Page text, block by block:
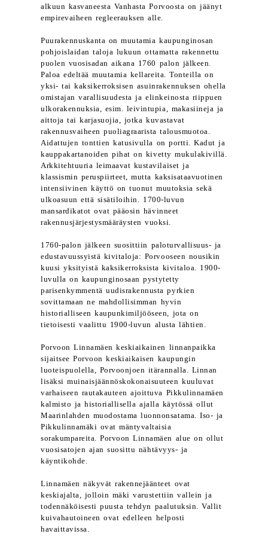
alkuun kasvaneesta Vanhasta Porvoosta on jäänyt
empirevaiheen regleerauksen alle.
Puurakennuskanta on muutamia kaupunginosan
pohjoislaidan taloja lukuun ottamatta rakennettu
puolen vuosisadan aikana 1760 palon jälkeen.
Paloa edeltää muutamia kellareita. Tonteilla on
yksi- tai kaksikerroksisen asuinrakennuksen ohella
omistajan varallisuudesta ja elinkeinosta riippuen
ulkorakennuksia, esim. leivintupia, makasiineja ja
aittoja tai karjasuojia, jotka kuvastavat
rakennusvaiheen puoliagraarista talousmuotoa.
Aidattujen tonttien katusivulla on portti. Kadut ja
kauppakartanoiden pihat on kivetty mukulakivillä.
Arkkitehtuuria leimaavat kustavilaiset ja
klassismin peruspiirteet, mutta kaksisataavuotinen
intensiivinen käyttö on tuonut muutoksia sekä
ulkoasuun että sisätiloihin. 1700-luvun
mansardikatot ovat pääosin hävinneet
rakennusjärjestysmääräysten vuoksi.
1760-palon jälkeen suosittiin paloturvallisuus- ja
edustavuussyistä kivitaloja: Porvooseen nousikin
kuusi yksityistä kaksikerroksista kivitaloa. 1900-
luvulla on kaupunginosaan pystytetty
parisenkymmentä uudisrakennusta pyrkien
sovittamaan ne mahdollisimman hyvin
historialliseen kaupunkimiljööseen, jota on
tietoisesti vaalittu 1900-luvun alusta lähtien.
Porvoon Linnamäen keskiaikainen linnanpaikka
sijaitsee Porvoon keskiaikaisen kaupungin
luoteispuolella, Porvoonjoen itärannalla. Linnan
lisäksi muinaisjäännöskokonaisuuteen kuuluvat
varhaiseen rautakauteen ajoittuva Pikkulinnamäen
kalmisto ja historiallisella ajalla käytössä ollut
Maarinlahden muodostama luonnonsatama. Iso- ja
Pikkulinnamäki ovat mäntyvaltaisia
sorakumpareita. Porvoon Linnamäen alue on ollut
vuosisatojen ajan suosittu nähtävyys- ja
käyntikohde.
Linnamäen näkyvät rakennejäänteet ovat
keskiajalta, jolloin mäki varustettiin vallein ja
todennäköisesti puusta tehdyn paalutuksin. Vallit
kuivahautoineen ovat edelleen helposti
havaittavissa.